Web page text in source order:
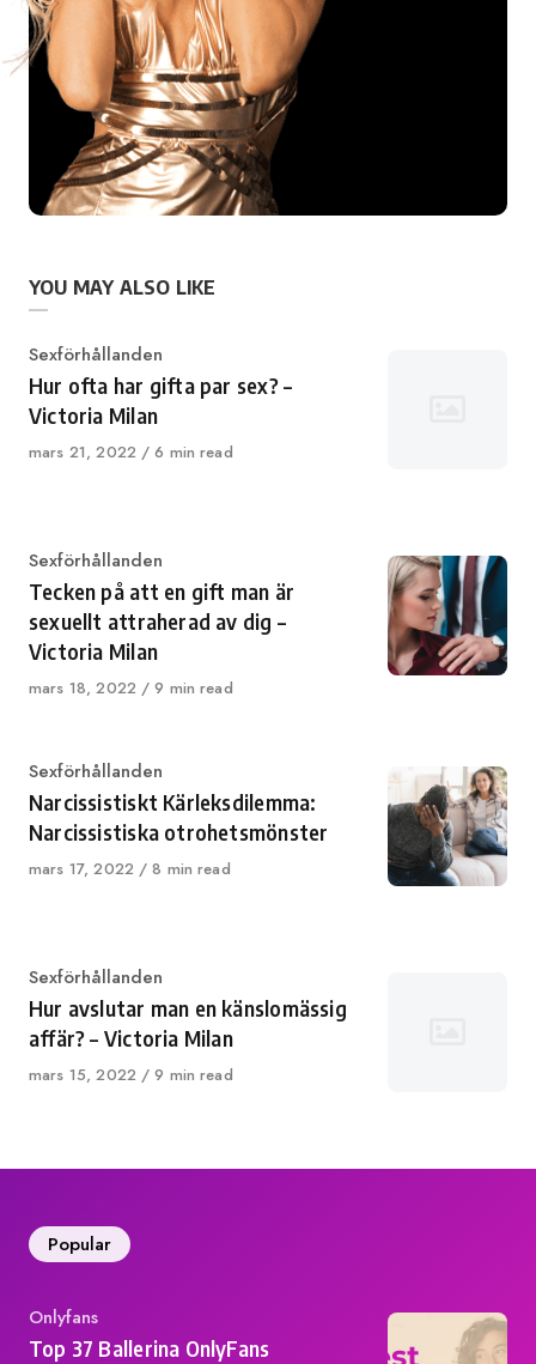
YOU MAY ALSO LIKE
Category
Sexförhållanden
Hur ofta har gifta par sex? –
Victoria Milan
Published
mars 21, 2022 6 min read
Category
Sexförhållanden
Tecken på att en gift man är
sexuellt attraherad av dig –
Victoria Milan
Published
mars 18, 2022 9 min read
Category
Sexförhållanden
Narcissistiskt Kärleksdilemma:
Narcissistiska otrohetsmönster
Published
mars 17, 2022 8 min read
Category
Sexförhållanden
Hur avslutar man en känslomässig
affär? – Victoria Milan
Published
mars 15, 2022 9 min read
Popular
Category
Onlyfans
Top 37 Ballerina OnlyFans